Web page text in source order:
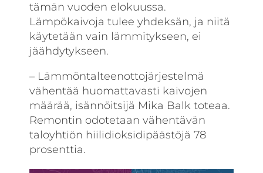
tämän vuoden elokuussa.
Lämpökaivoja tulee yhdeksän, ja niitä
käytetään vain lämmitykseen, ei
jäähdytykseen.
– Lämmöntalteenottojärjestelmä
vähentää huomattavasti kaivojen
määrää, isännöitsijä Mika Balk toteaa.
Remontin odotetaan vähentävän
taloyhtiön hiilidioksidipäästöjä 78
prosenttia.